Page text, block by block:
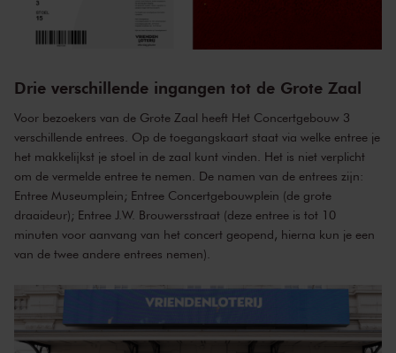
Drie verschillende ingangen tot de Grote Zaal
Voor bezoekers van de Grote Zaal heeft Het Concertgebouw 3
verschillende entrees. Op de toegangskaart staat via welke entree je
het makkelijkst je stoel in de zaal kunt vinden. Het is niet verplicht
om de vermelde entree te nemen. De namen van de entrees zijn:
Entree Museumplein; Entree Concertgebouwplein (de grote
draaideur); Entree J.W. Brouwersstraat (deze entree is tot 10
minuten voor aanvang van het concert geopend, hierna kun je een
van de twee andere entrees nemen).